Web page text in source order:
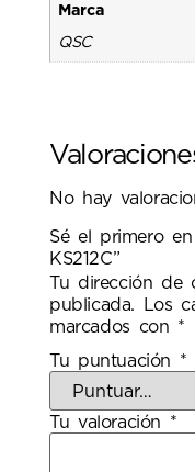
Marca
QSC
No hay
Sé el primero
KS212C”
Tu dirección de
publicada.
Los
marcados con *
Tu puntuación *
Tu valoración *